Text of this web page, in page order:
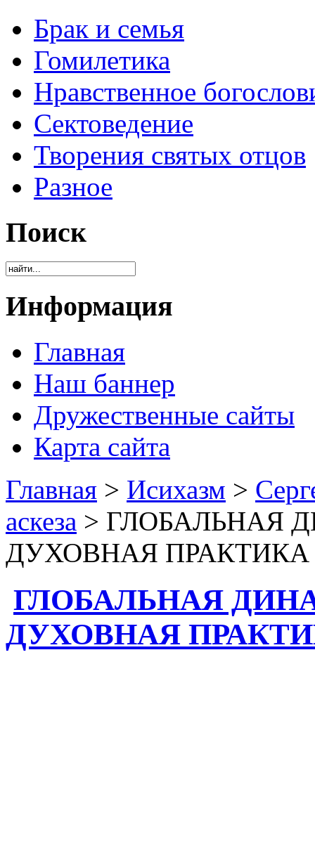
Брак и семья
Гомилетика
Нравственное
Сектоведение
Творения святых отцов
Разное
Поиск
Информация
Главная
Наш баннер
Дружественные сайты
Карта сайта
Главная > Исихазм >
аскеза > ГЛОБАЛЬНАЯ
ДУХОВНАЯ
ГЛОБАЛЬНАЯ
ДУХОВНАЯ